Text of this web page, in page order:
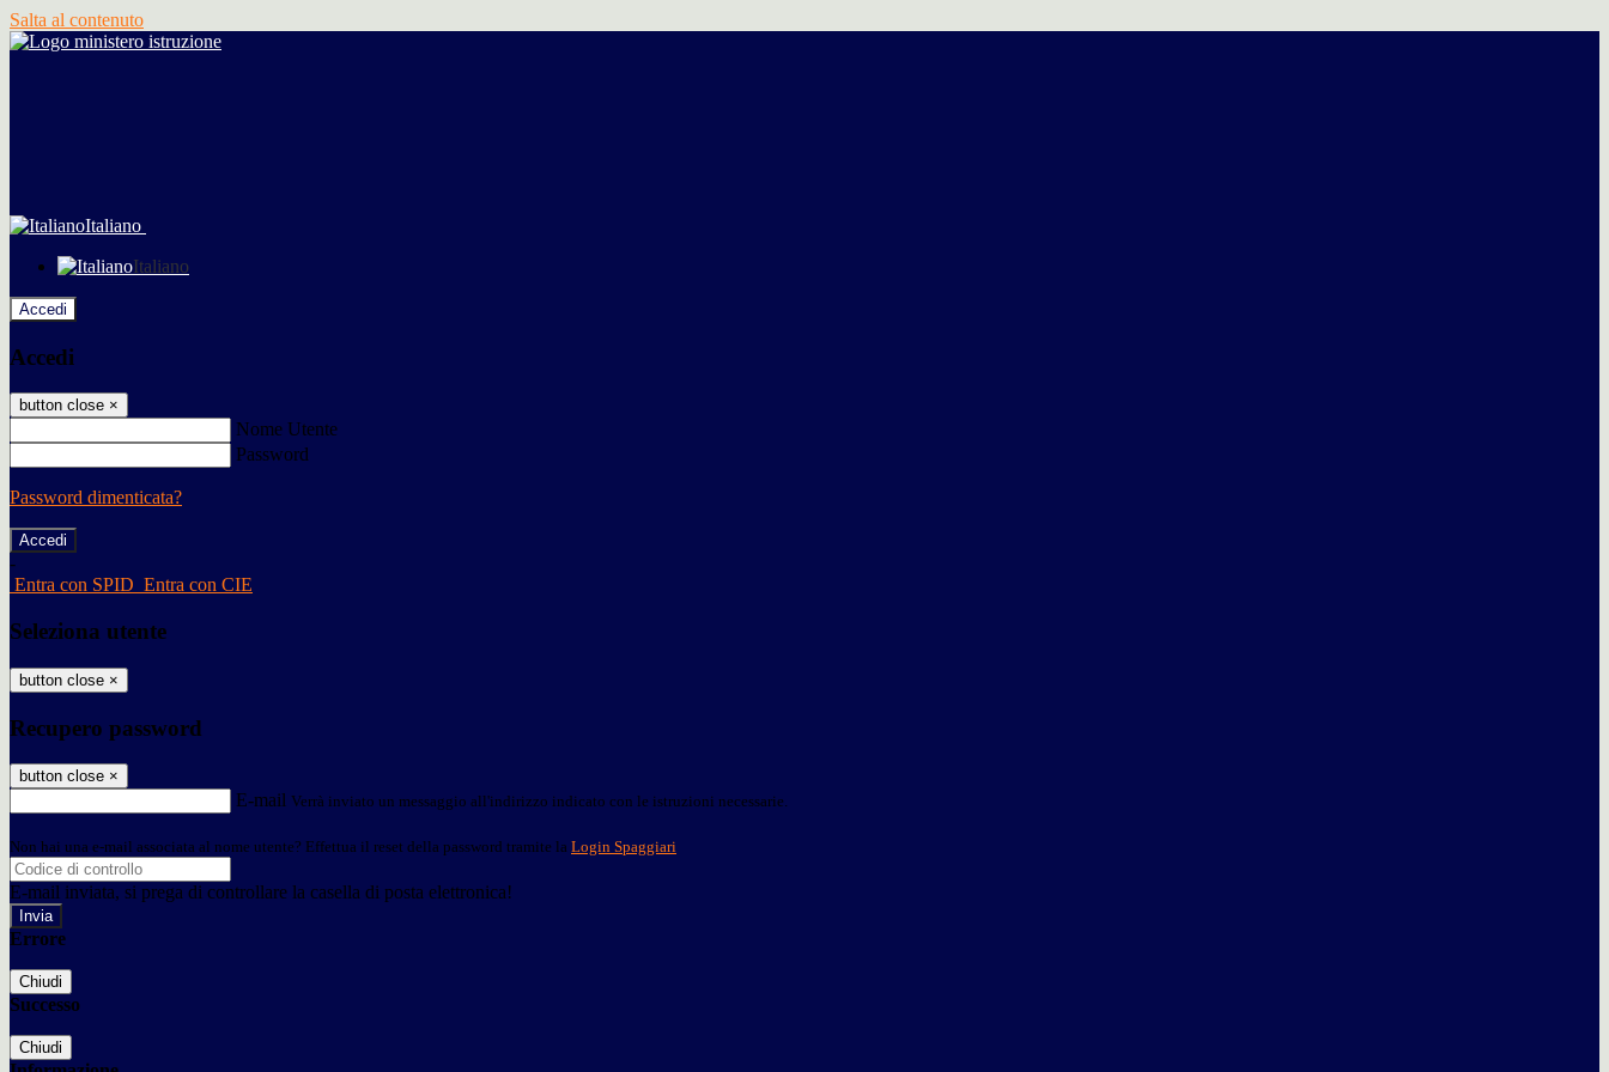
Salta al contenuto
Italiano
Italiano
Accedi
Accedi
button close ×
Nome Utente
Password
Password dimenticata?
-
Entra con SPID Entra con CIE
Seleziona utente
button close ×
Recupero password
button close ×
E-mail Verrà inviato un messaggio all'indirizzo indicato con le istruzioni necessarie.
Non hai una e-mail associata al nome utente? Effettua il reset della password tramite la Login Spaggiari
E-mail inviata, si prega di controllare la casella di posta elettronica!
Errore
Chiudi
Successo
Chiudi